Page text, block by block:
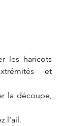
les haricots
et
la découpe,
l’ail.